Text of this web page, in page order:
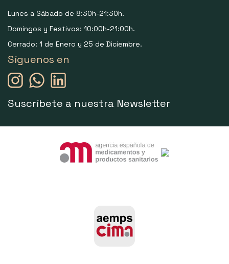
Lunes a Sábado de 8:30h-21:30h.
Domingos y Festivos: 10:00h-21:00h.
Cerrado: 1 de Enero y 25 de Diciembre.
Síguenos en
Suscríbete a nuestra Newsletter